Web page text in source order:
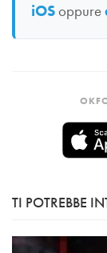
iOSoppure
TI POTREBBE